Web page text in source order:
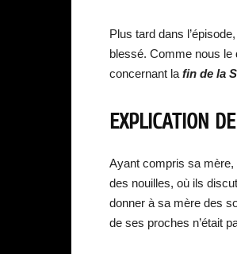
Plus tard dans
blessé. Comme nous le
concernant la fin de la
EXPLICATION
Ayant compris sa
des nouilles, où ils
donner à sa mère des
de ses proches n’était